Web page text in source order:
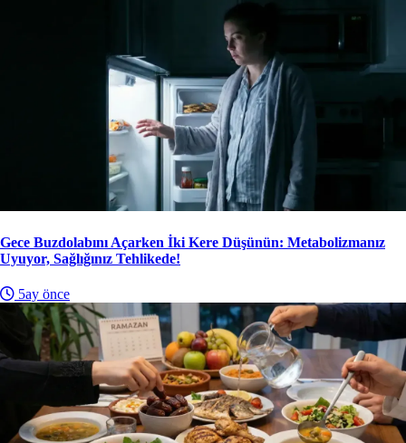
Gece Buzdolabını Açarken İki Kere Düşünün: Metabolizmanız
Uyuyor, Sağlığınız Tehlikede!
5ay önce